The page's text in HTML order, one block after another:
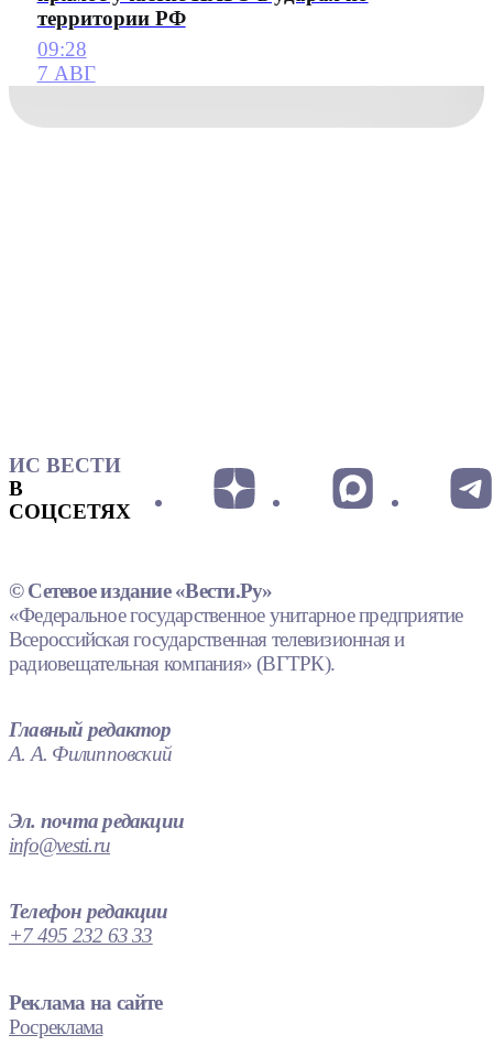
территории РФ
09:28
7 АВГ
ИС ВЕСТИ
В
СОЦСЕТЯХ
© Сетевое издание «Вести.Ру»
«Федеральное государственное унитарное предприятие
Всероссийская государственная телевизионная и
радиовещательная компания» (ВГТРК).
Главный редактор
А. А. Филипповский
Эл. почта редакции
info@vesti.ru
Телефон редакции
+7 495 232 63 33
Реклама на сайте
Росреклама